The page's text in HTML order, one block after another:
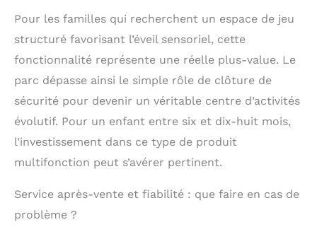
tableau blanc
encouragent vos tout-
petits à dessiner,
écrire et imaginer
sans limites. S'adapte
les jouets
magnétiques. La
planche d'activités
Montessori unique
engage les bébés dans
inspirées du
Pour les familles qui recherchent un espace de jeu
structuré favorisant l’éveil sensoriel, cette
fonctionnalité représente une réelle plus-value. Le
parc dépasse ainsi le simple rôle de clôture de
sécurité pour devenir un véritable centre d’activités
évolutif. Pour un enfant entre six et dix-huit mois,
l’investissement dans ce type de produit
multifonction peut s’avérer pertinent.
Service après-vente et fiabilité : que faire en cas de
problème ?